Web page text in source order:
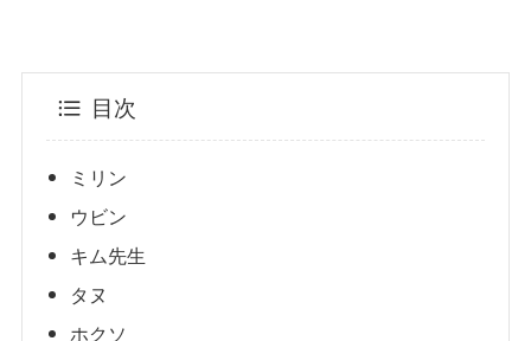
目次
ミリン
ウビン
キム先生
タヌ
ホクソ